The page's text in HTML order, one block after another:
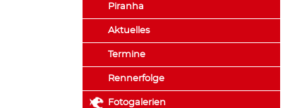
Piranha
Aktuelles
Termine
Rennerfolge
Fotogalerien